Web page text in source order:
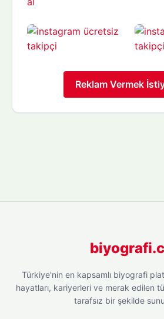
Reklam Vermek
Türkiye'nin en kapsamlı biyografi
hayatları, kariyerleri ve merak edilen
tarafsız bir şekilde